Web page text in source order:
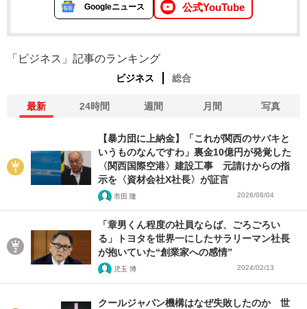
Googleニュース 公式YouTube
「ビジネス」記事のランキング
ビジネス 総合
最新 24時間 週間 月間 写真
【暴力団に上納金】「これが関西のサバキと
いうものなんですわ」裏金10億円が発覚した
〈関西国際空港〉建設工事 元請けからの指
示を〈資材会社X社長〉が証言
市田 隆 2026/08/04
「章男くん程度の社員ならば、ごろごろい
る」トヨタを世界一にしたサラリーマン社長
が抱いていた“創業家への感情”
児玉 博 2024/02/13
クールジャパン機構はなぜ失敗したのか 世